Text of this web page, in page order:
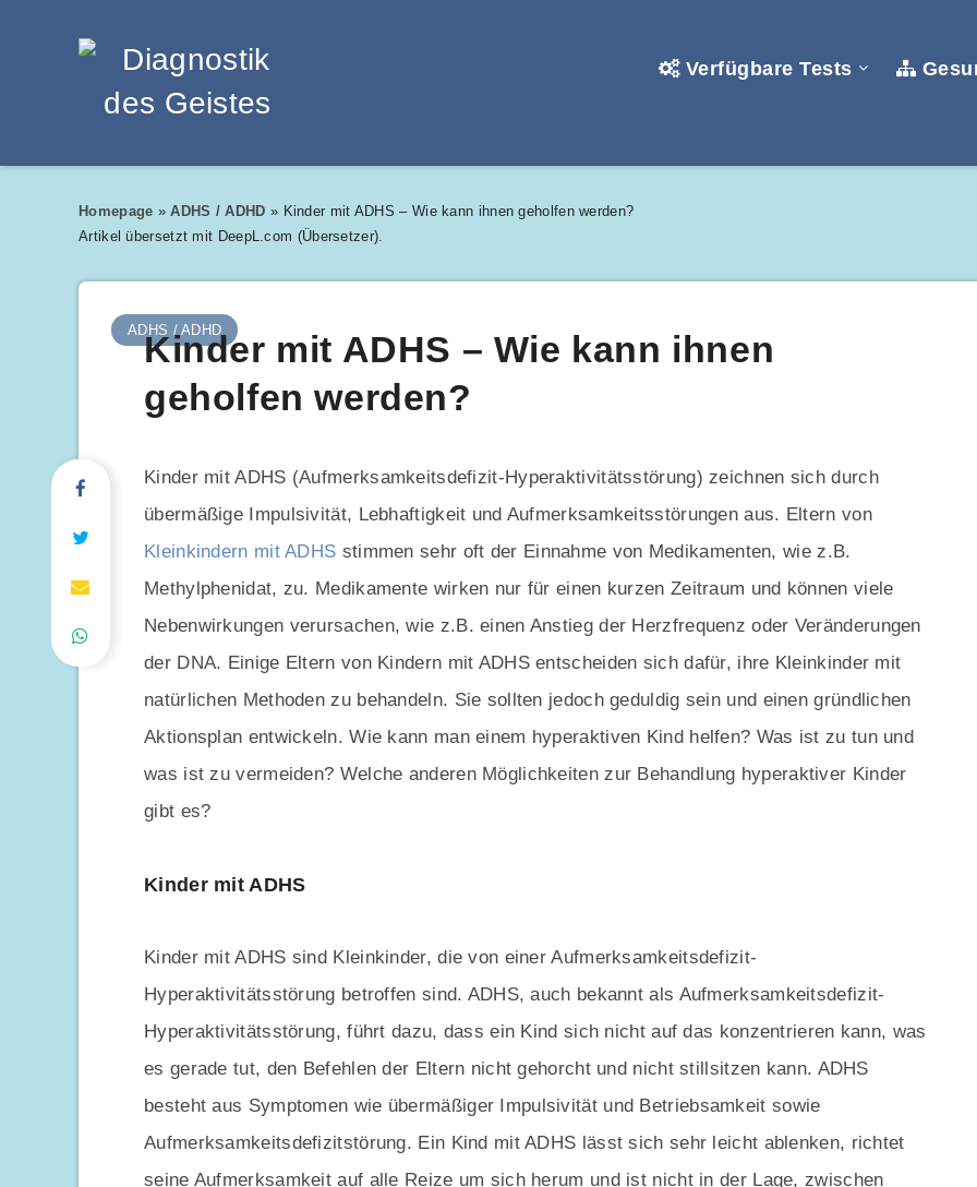
Verfügbare Tests
Homepage »ADHS / ADHD » Kinder mit ADHS – Wie kann ihnen geholfen werden?
Artikel übersetzt mit DeepL.com (Übersetzer).
ADHS / ADHD
Kinder mit ADHS – Wie kann ihnen
geholfen werden?
Kinder mit ADHS (Aufmerksamkeitsdefizit-Hyperaktivitätsstörung) zeichnen sich durch
übermäßige Impulsivität, Lebhaftigkeit und Aufmerksamkeitsstörungen aus. Eltern von
Kleinkindern mit ADHS stimmen sehr oft der Einnahme von Medikamenten, wie z.B.
Methylphenidat, zu. Medikamente wirken nur für einen kurzen Zeitraum und können viele
Nebenwirkungen verursachen, wie z.B. einen Anstieg der Herzfrequenz oder Veränderungen
der DNA. Einige Eltern von Kindern mit ADHS entscheiden sich dafür, ihre Kleinkinder mit
natürlichen Methoden zu behandeln. Sie sollten jedoch geduldig sein und einen gründlichen
Aktionsplan entwickeln. Wie kann man einem hyperaktiven Kind helfen? Was ist zu tun und
was ist zu vermeiden? Welche anderen Möglichkeiten zur Behandlung hyperaktiver Kinder
gibt es?
Kinder mit ADHS
Kinder mit ADHS sind Kleinkinder, die von einer Aufmerksamkeitsdefizit-
Hyperaktivitätsstörung betroffen sind. ADHS, auch bekannt als Aufmerksamkeitsdefizit-
Hyperaktivitätsstörung, führt dazu, dass ein Kind sich nicht auf das konzentrieren kann, was
es gerade tut, den Befehlen der Eltern nicht gehorcht und nicht stillsitzen kann. ADHS
besteht aus Symptomen wie übermäßiger Impulsivität und Betriebsamkeit sowie
Aufmerksamkeitsdefizitstörung. Ein Kind mit ADHS lässt sich sehr leicht ablenken, richtet
seine Aufmerksamkeit auf alle Reize um sich herum und ist nicht in der Lage, zwischen